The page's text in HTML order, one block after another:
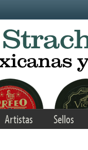
Artistas Sellos